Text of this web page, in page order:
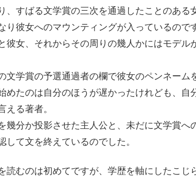
、すばる文学賞の三次を通過したことのあ
り彼女へのマウンティングが入っているので
彼女、それからその周りの幾人かにはモデ
文学賞の予選通過者の欄で彼女のペンネーム
めたのは自分のほうが遅かったけれども、自
える著者。
幾分か投影させた主人公と、未だに文学賞へ
して文を終えているのでした。
読むのは初めてですが、学歴を軸にしたこじ